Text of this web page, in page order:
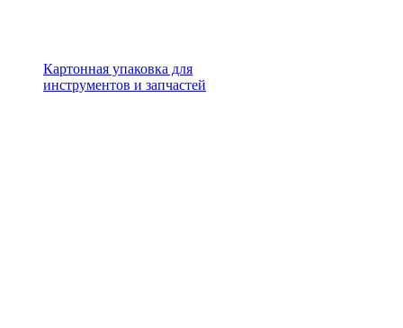
Картонная упаковка для
инструментов и запчастей